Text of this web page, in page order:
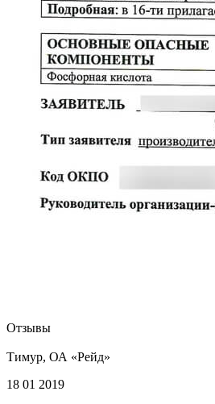
Отзывы
Тимур, ОА «Рейд»
18 01 2019